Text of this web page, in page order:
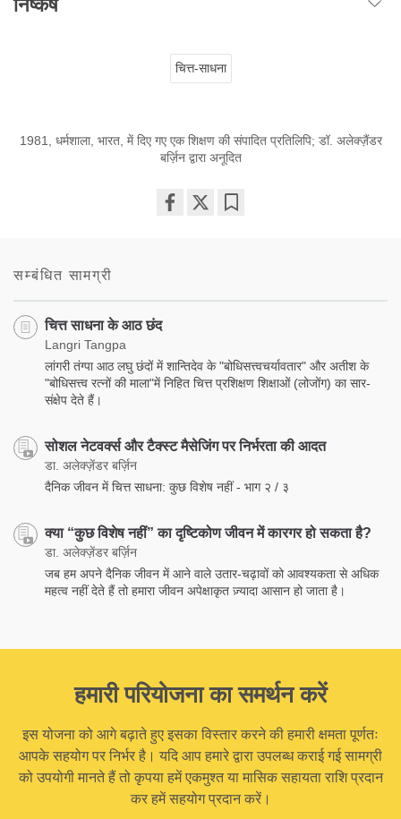
निष्कर्ष
चित्त-साधना
1981, धर्मशाला, भारत, में दिए गए एक शिक्षण की संपादित प्रतिलिपि; डॉ. अलेक्ज़ैंडर
बर्ज़िन द्वारा अनूदित
सम्बंधित सामग्री
चित्त साधना के आठ छंद
Langri Tangpa
लांगरी तंग्पा आठ लघु छंदों में शान्तिदेव के "बोधिसत्त्वचर्यावतार" और अतीश के
"बोधिसत्त्व रत्नों की माला"में निहित चित्त प्रशिक्षण शिक्षाओं (लोजोंग) का सार-
संक्षेप देते हैं।
सोशल नेटवर्क्स और टैक्स्ट मैसेजिंग पर निर्भरता की आदत
डा. अलेक्ज़ेंडर बर्ज़िन
दैनिक जीवन में चित्त साधना: कुछ विशेष नहीं - भाग २ / ३
क्या “कुछ विशेष नहीं” का दृष्टिकोण जीवन में कारगर हो सकता है?
डा. अलेक्ज़ेंडर बर्ज़िन
जब हम अपने दैनिक जीवन में आने वाले उतार-चढ़ावों को आवश्यकता से अधिक
महत्व नहीं देते हैं तो हमारा जीवन अपेक्षाकृत ज़्यादा आसान हो जाता है।
हमारी परियोजना का समर्थन करें
इस योजना को आगे बढ़ाते हुए इसका विस्तार करने की हमारी क्षमता पूर्णतः
आपके सहयोग पर निर्भर है। यदि आप हमारे द्वारा उपलब्ध कराई गई सामग्री
को उपयोगी मानते हैं तो कृपया हमें एकमुश्त या मासिक सहायता राशि प्रदान
कर हमें सहयोग प्रदान करें।